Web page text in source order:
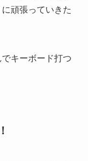
頑張っていきた
キーボード打つ